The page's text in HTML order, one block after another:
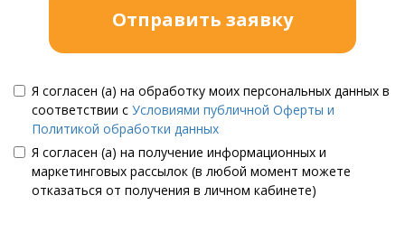
Отправить заявку
Я согласен (а) на обработку моих персональных данных в
соответствии с Условиями публичной Оферты и
Политикой обработки данных
Я согласен (а) на получение информационных и
маркетинговых рассылок (в любой момент можете
отказаться от получения в личном кабинете)